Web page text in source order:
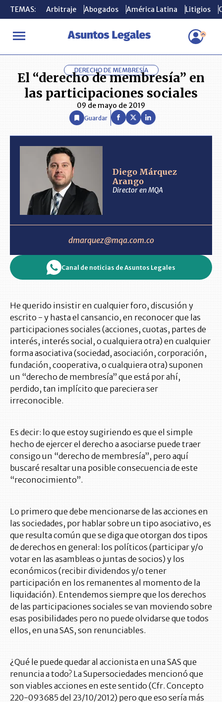
TEMAS: Arbitraje Abogados América Latina Litigios
INICIO ANÁLISIS DIEGO MÁRQUEZ ARANGO El “derecho
TEMAS: Arbitraje Abogados América Latina Litigios
DERECHO DE MEMBRESÍA
El “derecho de membresía” en
las participaciones sociales
09 de mayo de 2019
Guardar
Diego Márquez
Arango
Director en MQA
dmarquez@mqa.com.co
Canal de noticias de Asuntos Legales
He querido insistir en cualquier foro, discusión y
escrito - y hasta el cansancio, en reconocer que las
participaciones sociales (acciones, cuotas, partes de
interés, interés social, o cualquiera otra) en cualquier
forma asociativa (sociedad, asociación, corporación,
fundación, cooperativa, o cualquiera otra) suponen
un “derecho de membresía” que está por ahí,
perdido, tan implícito que pareciera ser
irreconocible.
Es decir: lo que estoy sugiriendo es que el simple
hecho de ejercer el derecho a asociarse puede traer
consigo un “derecho de membresía”, pero aquí
buscaré resaltar una posible consecuencia de este
“reconocimiento”.
Lo primero que debe mencionarse de las acciones en
las sociedades, por hablar sobre un tipo asociativo, es
que resulta común que se diga que otorgan dos tipos
de derechos en general: los políticos (participar y/o
votar en las asambleas o juntas de socios) y los
económicos (recibir dividendos y/o tener
participación en los remanentes al momento de la
liquidación). Entendemos siempre que los derechos
de las participaciones sociales se van moviendo sobre
esas posibilidades pero no puede olvidarse que todos
ellos, en una SAS, son renunciables.
¿Qué le puede quedar al accionista en una SAS que
renuncia a todo? La Supersociedades mencionó que
son viables acciones en este sentido (Cfr. Concepto
220-093685 del 23/10/2012) pero que eso sería más